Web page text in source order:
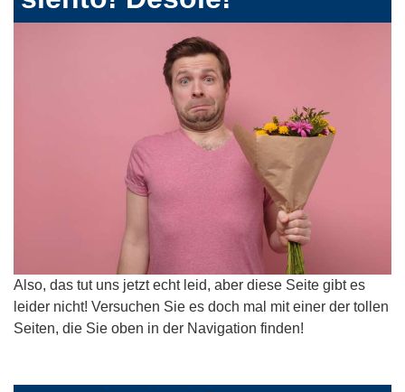
Also, das tut uns jetzt echt leid, aber diese Seite gibt es
leider nicht! Versuchen Sie es doch mal mit einer der tollen
Seiten, die Sie oben in der Navigation finden!